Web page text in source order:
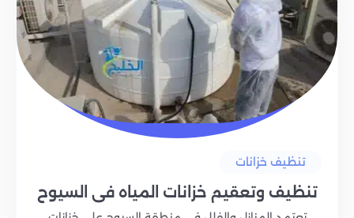
تنظيف خزانات
تنظيف وتعقيم خزانات المياه في السيوح